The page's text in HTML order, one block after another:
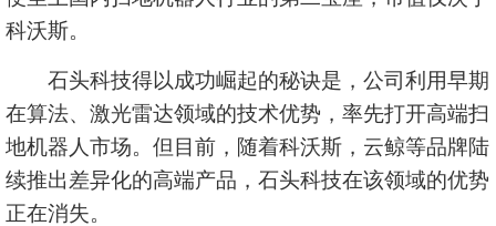
科沃斯。
石头科技得以成功崛起的秘诀是，公司利用早期
在算法、激光雷达领域的技术优势，率先打开高端扫
地机器人市场。但目前，随着科沃斯，云鲸等品牌陆
续推出差异化的高端产品，石头科技在该领域的优势
正在消失。